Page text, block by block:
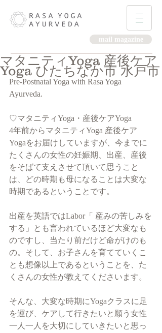
mail magazine
マタニティYoga 産後ケア
Yoga ひたちなか市 水戸市
Pre-Postnatal Yoga with Rasa Yoga
Ayurveda.
♡マタニティYoga・産後ケアYoga
4年前からマタニティYoga 産後ケア
Yogaをお届けしていますが、今までに
たくさんの女性の妊娠期、出産、産後
をそばて支えさせて頂いて思うこと
は、どの時期も母になることは大変な
時期であるということです。
出産を英語ではLabor「 産みの苦しみを
する」とも言われているほど大変なも
のですし、当たり前だけど命がけのも
の。そして、お子さんを育てていくこ
とも想像以上であるということを、た
くさんの女性が教えてくださいます。
そんな、大変な時期にYogaクラスに足
を運び、ケアして行きたいと願う女性
一人一人を大切にしていきたいと思っ